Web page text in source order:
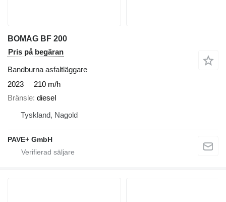
BOMAG BF 200
Pris på begäran
Bandburna asfaltläggare
2023
210 m/h
Bränsle diesel
Tyskland, Nagold
PAVE+ GmbH